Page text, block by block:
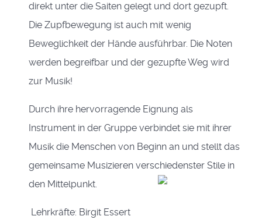
direkt unter die Saiten gelegt und dort gezupft.
Die Zupfbewegung ist auch mit wenig
Beweglichkeit der Hände ausführbar. Die Noten
werden begreifbar und der gezupfte Weg wird
zur Musik!
Durch ihre hervorragende Eignung als
Instrument in der Gruppe verbindet sie mit ihrer
Musik die Menschen von Beginn an und stellt das
gemeinsame Musizieren verschiedenster Stile in
den Mittelpunkt.
Lehrkräfte: Birgit Essert